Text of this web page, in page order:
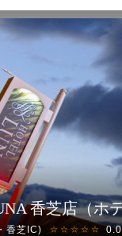
香芝店（ホ
香芝IC) ☆☆☆☆☆